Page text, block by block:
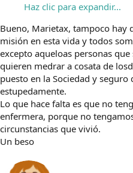
Haz clic para expandir...
Bueno, Marietax, tampoco hay
misión en esta vida y todos
excepto aqueloas personas
quieren medrar a cosata de
puesto en la Sociedad y seguro
estupedamente.
Lo que hace falta es que no
enfermera, porque no
circunstancias que vivió.
Un beso